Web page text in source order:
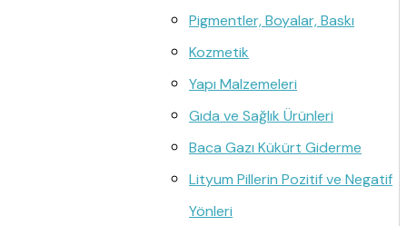
Pigmentler, Boyalar, Baskı
Kozmetik
Yapı Malzemeleri
Gıda ve Sağlık Ürünleri
Baca Gazı Kükürt Giderme
Lityum Pillerin Pozitif ve Negatif
Yönleri